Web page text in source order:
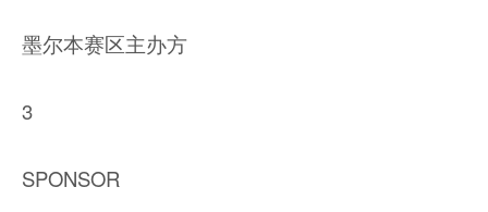
墨尔本赛区主办方
3
SPONSOR